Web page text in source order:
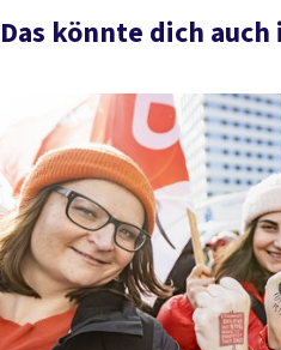
Alle Ratgeber
Das könnte dich